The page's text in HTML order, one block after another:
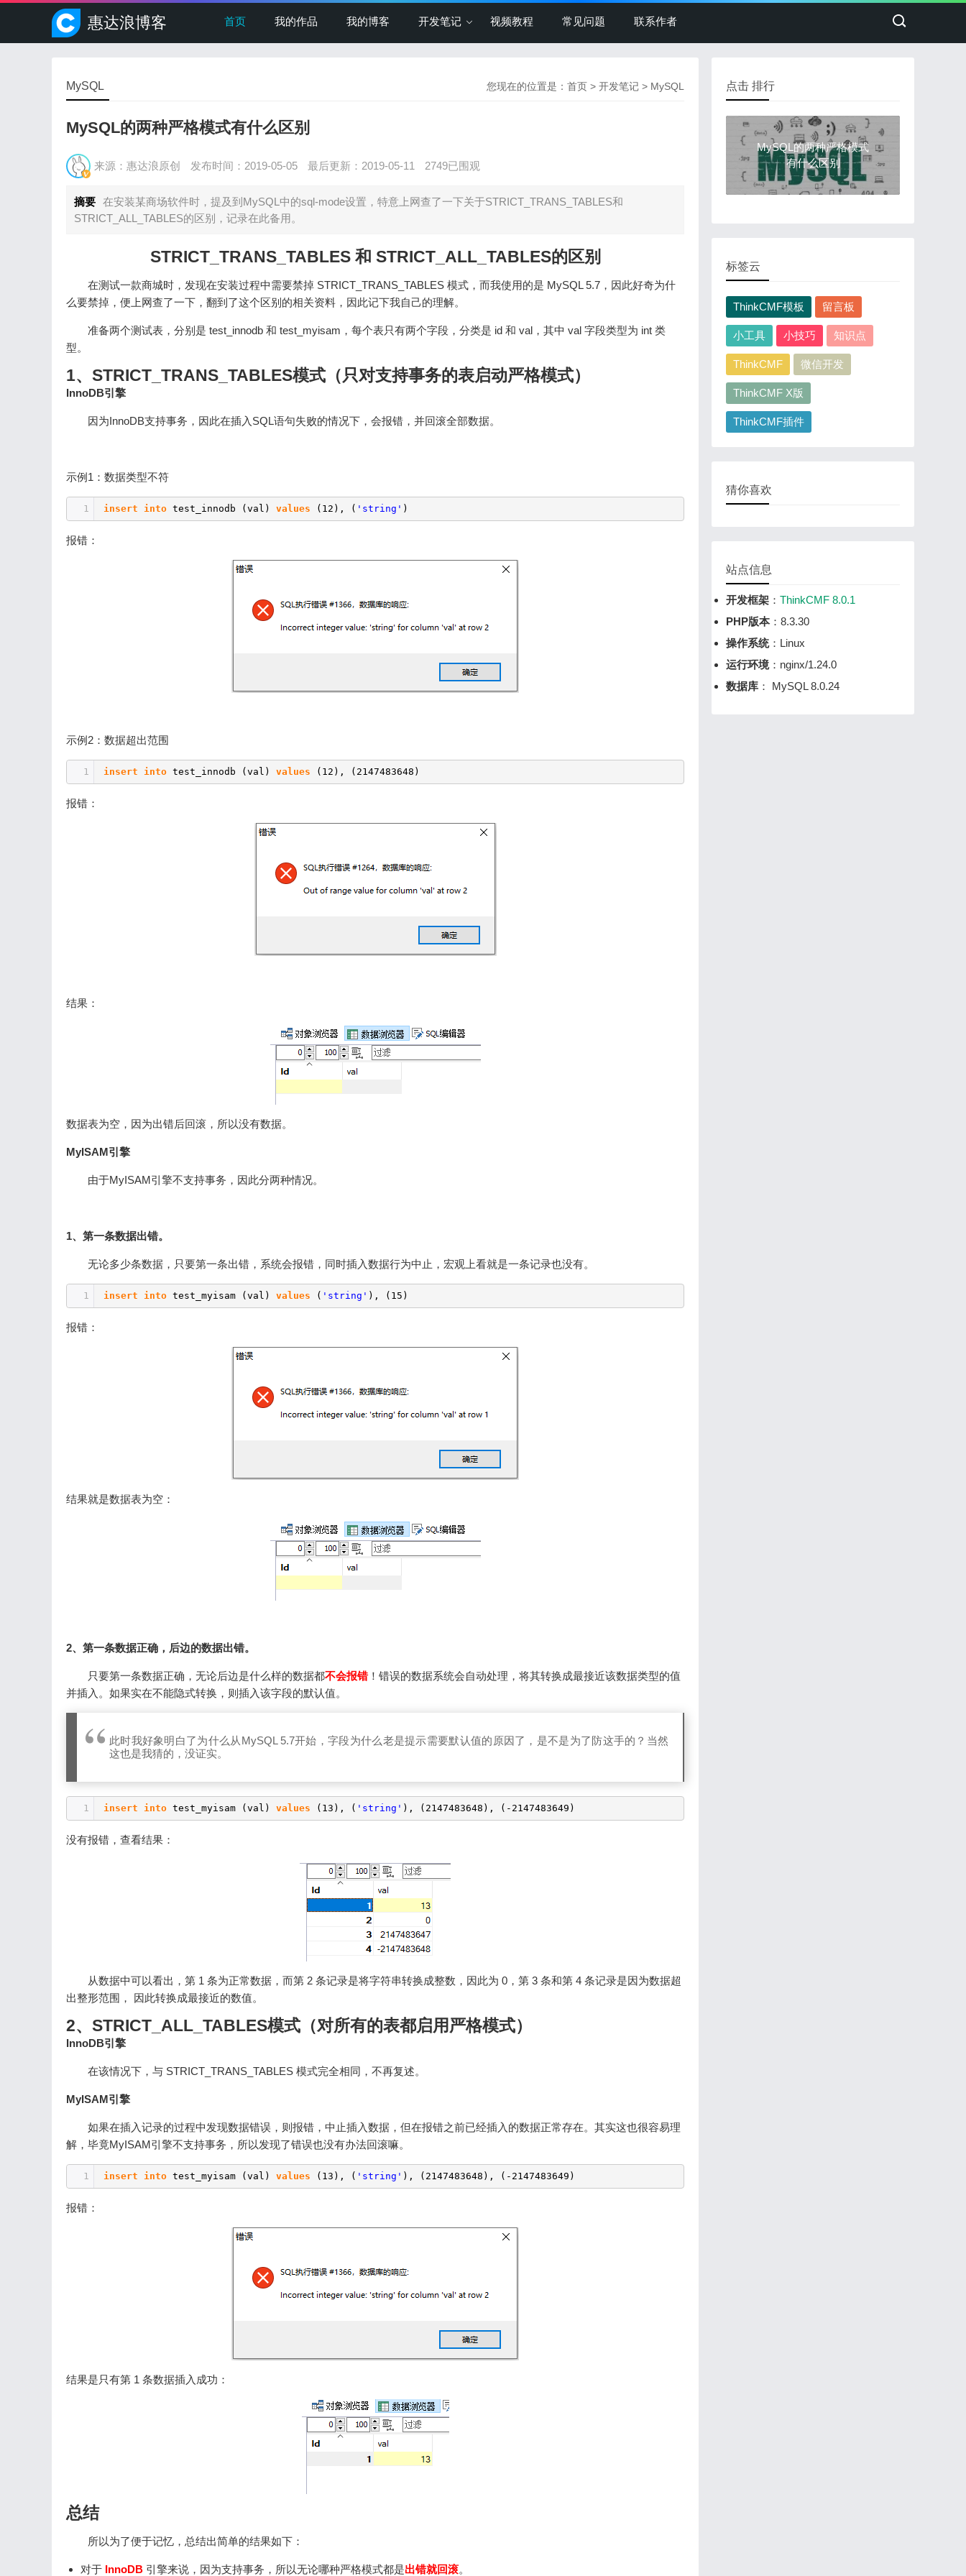
惠达浪博客 首页 我的作品 我的博客 开发笔记 视频教程 常见问题 联系作者
MySQL 您现在的位置是： 首页 > 开发笔记 > MySQL
MySQL的两种严格模式有什么区别
来源：惠达浪原创 发布时间：2019-05-05 最后更新：2019-05-11 2749已围观
摘要 在安装某商场软件时，提及到MySQL中的sql-mode设置，特意上网查了一下关于STRICT_TRANS_TABLES和
STRICT_ALL_TABLES的区别，记录在此备用。
STRICT_TRANS_TABLES 和 STRICT_ALL_TABLES的区别
在测试一款商城时，发现在安装过程中需要禁掉 STRICT_TRANS_TABLES 模式，而我使用的是 MySQL 5.7，因此好奇为什
么要禁掉，便上网查了一下，翻到了这个区别的相关资料，因此记下我自己的理解。
准备两个测试表，分别是 test_innodb 和 test_myisam，每个表只有两个字段，分类是 id 和 val，其中 val 字段类型为 int 类
型。
1、STRICT_TRANS_TABLES模式（只对支持事务的表启动严格模式）
InnoDB引擎
因为InnoDB支持事务，因此在插入SQL语句失败的情况下，会报错，并回滚全部数据。
示例1：数据类型不符
1 insert into test_innodb (val) values (12), ( 'string' )
报错：
示例2：数据超出范围
1 insert into test_innodb (val) values (12), (2147483648)
报错：
结果：
数据表为空，因为出错后回滚，所以没有数据。
MyISAM引擎
由于MyISAM引擎不支持事务，因此分两种情况。
1、第一条数据出错。
无论多少条数据，只要第一条出错，系统会报错，同时插入数据行为中止，宏观上看就是一条记录也没有。
1 insert into test_myisam (val) values ( 'string' ), (15)
报错：
结果就是数据表为空：
2、第一条数据正确，后边的数据出错。
只要第一条数据正确，无论后边是什么样的数据都不会报错！错误的数据系统会自动处理，将其转换成最接近该数据类型的值
并插入。如果实在不能隐式转换，则插入该字段的默认值。
此时我好象明白了为什么从MySQL 5.7开始，字段为什么老是提示需要默认值的原因了，是不是为了防这手的？当然
这也是我猜的，没证实。
1 insert into test_myisam (val) values (13), ( 'string' ), (2147483648), (-2147483649)
没有报错，查看结果：
从数据中可以看出，第 1 条为正常数据，而第 2 条记录是将字符串转换成整数，因此为 0，第 3 条和第 4 条记录是因为数据超
出整形范围， 因此转换成最接近的数值。
2、STRICT_ALL_TABLES模式（对所有的表都启用严格模式）
InnoDB引擎
在该情况下，与 STRICT_TRANS_TABLES 模式完全相同，不再复述。
MyISAM引擎
如果在插入记录的过程中发现数据错误，则报错，中止插入数据，但在报错之前已经插入的数据正常存在。其实这也很容易理
解，毕竟MyISAM引擎不支持事务，所以发现了错误也没有办法回滚嘛。
1 insert into test_myisam (val) values (13), ( 'string' ), (2147483648), (-2147483649)
报错：
结果是只有第 1 条数据插入成功：
总结
所以为了便于记忆，总结出简单的结果如下：
对于 InnoDB 引擎来说，因为支持事务，所以无论哪种严格模式都是出错就回滚。
点击 排行
MySQL的两种严格模式
有什么区别
标签云
ThinkCMF模板 留言板
小工具 小技巧 知识点
ThinkCMF 微信开发
ThinkCMF X版
ThinkCMF插件
猜你喜欢
站点信息
开发框架 ： ThinkCMF 8.0.1
PHP版本：8.3.30
操作系统：Linux
运行环境：nginx/1.24.0
数据库 ： MySQL 8.0.24